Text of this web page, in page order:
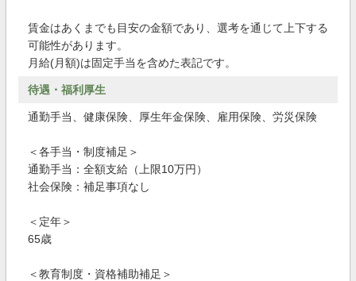
賃金はあくまでも目安の金額であり、選考を通じて上下する
可能性があります。
月給(月額)は固定手当を含めた表記です。
待遇・福利厚生
通勤手当、健康保険、厚生年金保険、雇用保険、労災保険
＜各手当・制度補足＞
通勤手当：全額支給（上限10万円）
社会保険：補足事項なし
＜定年＞
65歳
＜教育制度・資格補助補足＞